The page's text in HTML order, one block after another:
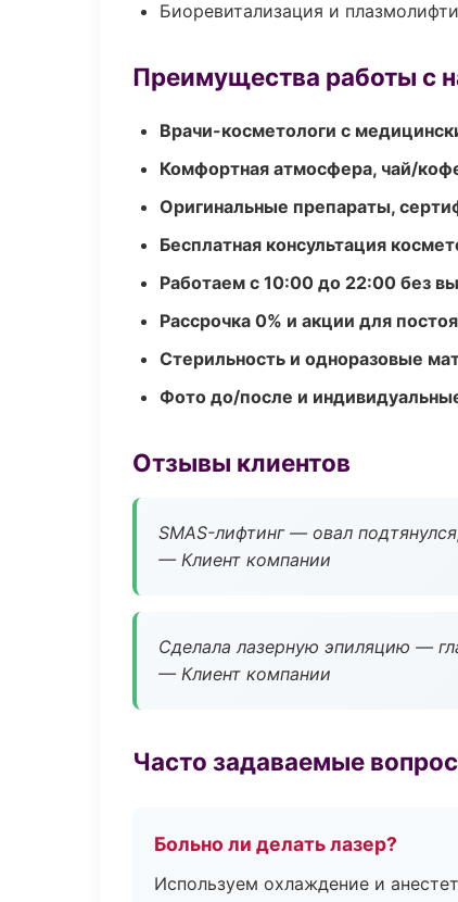
Биоревитализация и
Преимущества работы с
Врачи-косметологи с
Комфортная атмосфера, чай/
Оригинальные препараты,
Бесплатная консультация
Работаем с 10:00 до 22:00 без
Рассрочка 0% и акции для
Стерильность и одноразовые
Фото до/после и
Отзывы клиентов
SMAS-лифтинг — овал
— Клиент компании
Сделала лазерную эпиляцию —
— Клиент компании
Часто задаваемые
Больно ли делать лазер?
Используем охлаждение и